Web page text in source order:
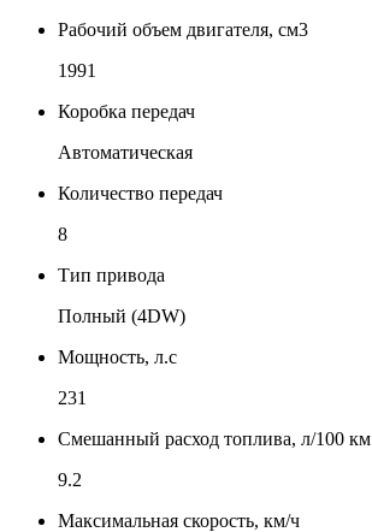
Рабочий объем двигателя, см3
1991
Коробка передач
Автоматическая
Количество передач
8
Тип привода
Полный (4DW)
Мощность, л.с
231
Смешанный расход топлива, л/100 км
9.2
Максимальная скорость, км/ч